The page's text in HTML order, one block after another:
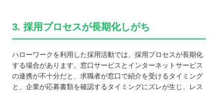
3. 採用プロセスが長期化しがち
ハローワークを利用した採用活動では、採用プロセスが長期化
する場合があります。窓口サービスとインターネットサービス
の連携が不十分だと、求職者が窓口で紹介を受けるタイミング
と、企業が応募書類を確認するタイミングにズレが生じ、レス